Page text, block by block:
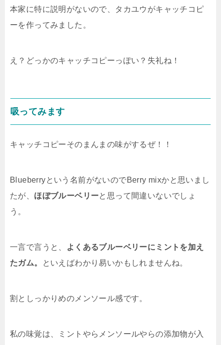
本家に特に説明がないので、タカユウがキャッチコピ
ーを作ってみました。
え？どっかのキャッチコピーっぽい？失礼ね！
吸ってみます
キャッチコピーそのまんまの味がするぜ！！
Blueberryという名前がないのでBerry mixかと思いまし
たが、 ほぼブルーベリーと思って間違いないでしょ
う。
一言で言うと、
よくあるブルーベリーにミントを加え
たガム。
といえばわかり易いかもしれませんね。
割としっかりめのメンソール感です。
私の味覚は、ミントやらメンソールやらの添加物が入